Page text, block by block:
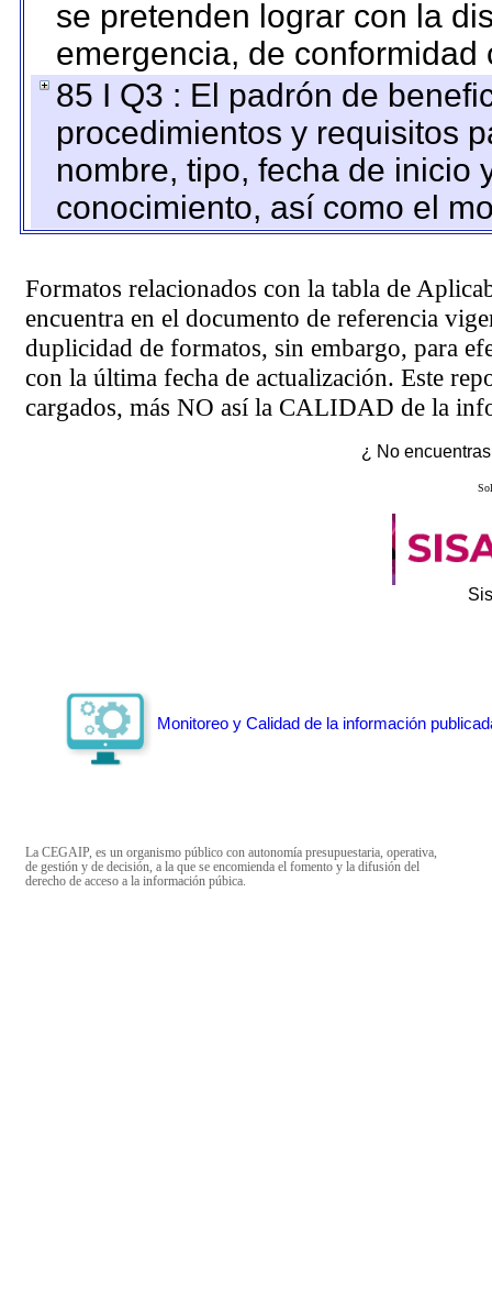
se pretenden lograr con la
emergencia, de
85 I Q3 : El padrón de
procedimientos y requisitos
nombre, tipo, fecha de inicio
conocimiento, así como el
Formatos relacionados con la tabla de
encuentra en el documento de referencia
duplicidad de formatos, sin embargo, para
con la última fecha de actualización. Este
cargados, más NO así la CALIDAD de la
¿ No
Monitoreo y Calidad de la información
La CEGAIP, es un organismo público con autonomía presupuestaria, operativa,
de gestión y de decisión, a la que se encomienda el fomento y la difusión del
derecho de acceso a la información púbica.